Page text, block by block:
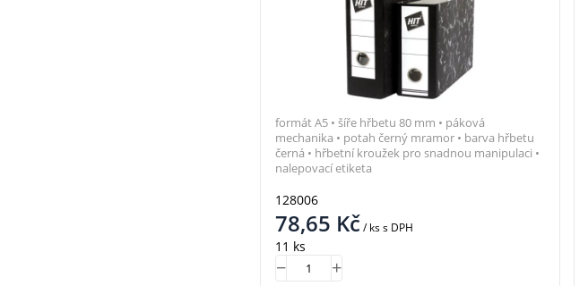
128006
78,65 Kč/ kss DPH
11 ks
formát A5 • šíře hřbetu 80 mm • páková
mechanika • potah černý mramor • barva hřbetu
černá • hřbetní kroužek pro snadnou manipulaci •
nalepovací etiketa